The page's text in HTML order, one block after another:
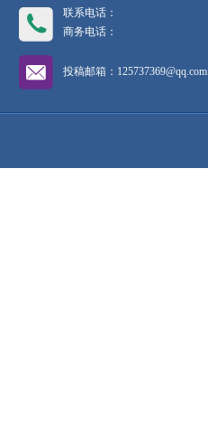
联系电话：
商务电话：
投稿邮箱：125737369@qq.com